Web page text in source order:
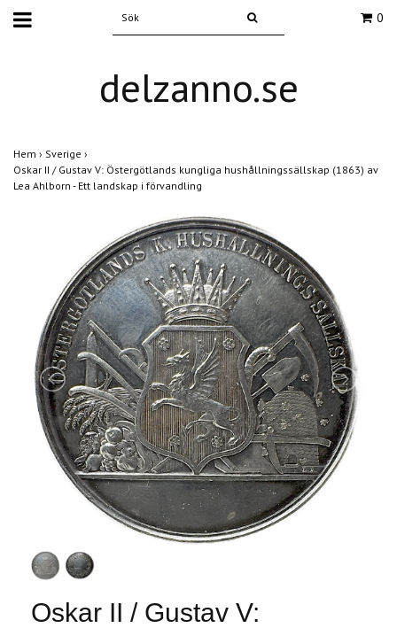
0
delzanno.se
Hem › Sverige ›
Oskar II / Gustav V: Östergötlands kungliga hushållningssällskap (1863) av
Lea Ahlborn - Ett landskap i förvandling
Oskar II / Gustav V: